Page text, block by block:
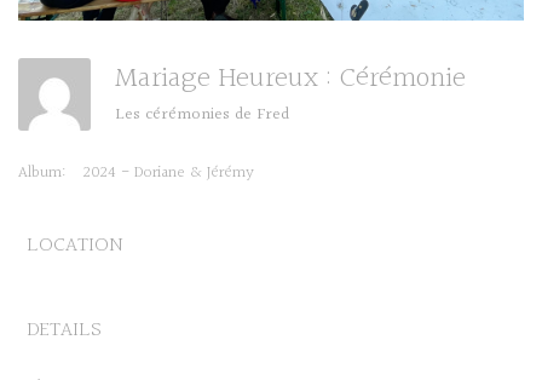
Mariage Heureux : Cérémonie
Les cérémonies de Fred
Album: 2024 - Doriane & Jérémy
LOCATION
DETAILS